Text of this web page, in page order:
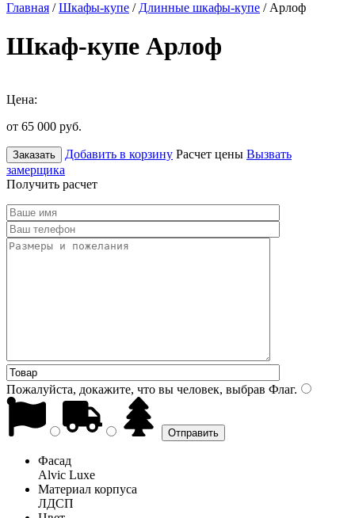
Главная /Шкафы-купе / Длинные шкафы-купе / Арлоф
Шкаф-купе Арлоф
Цена:
от 65 000 руб.
Заказать Добавить в корзину Расчет цены Вызвать
замерщика
Получить расчет
Пожалуйста, докажите, что вы человек, выбрав Флаг.
Фасад
Alvic Luxe
Материал корпуса
ЛДСП